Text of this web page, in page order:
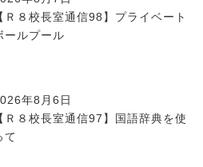
【Ｒ８校長室通信98】プライベート
ールプール
年8月6日
【Ｒ８校長室通信97】国語辞典を使
て